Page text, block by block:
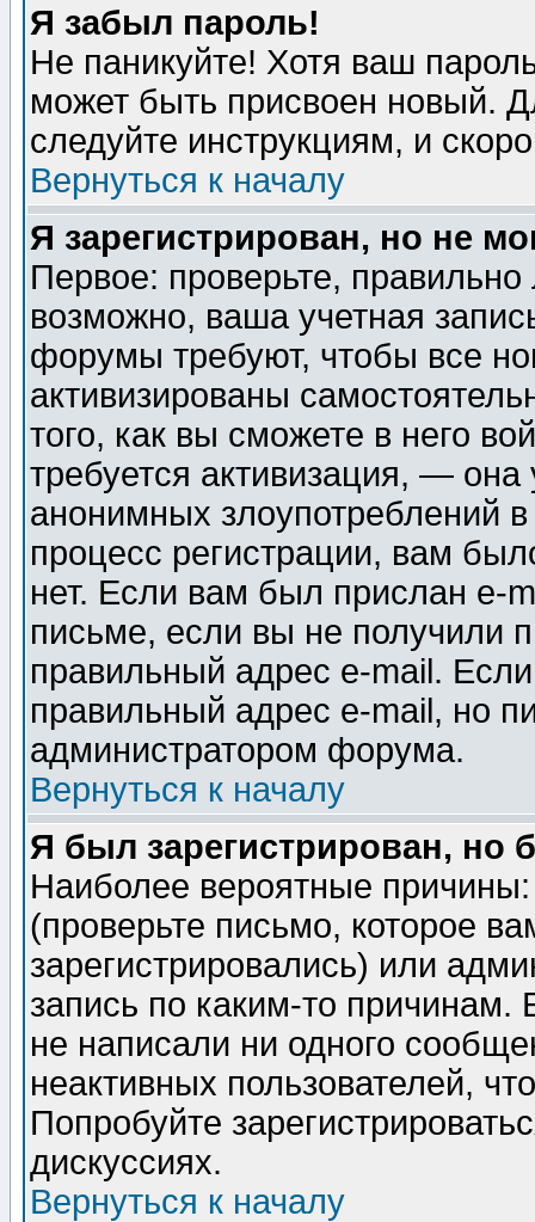
Я забыл пароль!
Не паникуйте! Хотя ваш
может быть присвоен новый.
следуйте инструкциям, и
Вернуться к началу
Я зарегистрирован, но не
Первое: проверьте,
возможно, ваша учетная
форумы требуют, чтобы все
активизированы
того, как вы сможете в него
требуется активизация, —
анонимных злоупотреблений
процесс регистрации, вам
нет. Если вам был прислан e-
письме, если вы не получили
правильный адрес e-mail.
правильный адрес e-mail, но
администратором форума.
Вернуться к началу
Я был зарегистрирован, но
Наиболее вероятные
(проверьте письмо, которое
зарегистрировались) или
запись по каким-то
не написали ни одного
неактивных пользователей,
Попробуйте
дискуссиях.
Вернуться к началу